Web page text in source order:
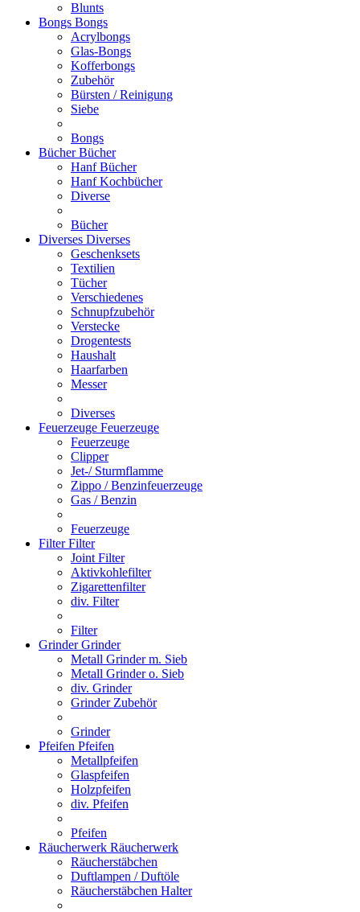
Blunts
Bongs Bongs
Acrylbongs
Glas-Bongs
Kofferbongs
Zubehör
Bürsten / Reinigung
Siebe
Bongs
BücherBücher
Hanf Bücher
Hanf Kochbücher
Diverse
Bücher
Diverses Diverses
Geschenksets
Textilien
Tücher
Verschiedenes
Schnupfzubehör
Verstecke
Drogentests
Haushalt
Haarfarben
Messer
Diverses
Feuerzeuge Feuerzeuge
Feuerzeuge
Clipper
Jet-/ Sturmflamme
Zippo / Benzinfeuerzeuge
Gas / Benzin
Feuerzeuge
FilterFilter
Joint Filter
Aktivkohlefilter
Zigarettenfilter
div. Filter
Filter
GrinderGrinder
Metall Grinder m. Sieb
Metall Grinder o. Sieb
div. Grinder
Grinder Zubehör
Grinder
Pfeifen Pfeifen
Metallpfeifen
Glaspfeifen
Holzpfeifen
div. Pfeifen
Pfeifen
Räucherwerk Räucherwerk
Räucherstäbchen
Duftlampen / Duftöle
Räucherstäbchen Halter